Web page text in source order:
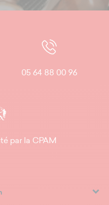
05 64 88 00 96
par la CPAM